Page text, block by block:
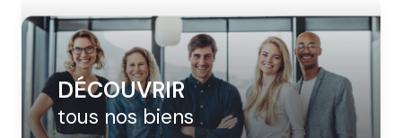
DÉCOUVRIR
tous nos biens